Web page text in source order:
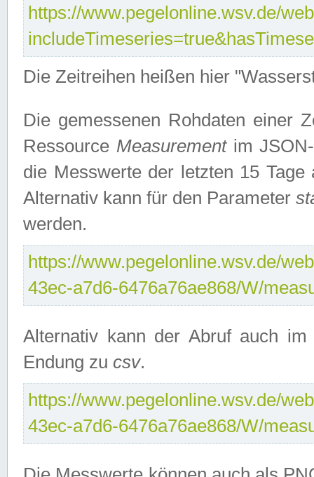
https://www.pegelonline.wsv.de/
Die Zeitreihen heißen hier
Die gemessenen Rohdaten einer
Ressource Measurementim JSON-
die Messwerte der letzten 15
Alternativ kann für den Parameter
werden.
https://www.pegelonline.wsv.de/
43ec-a7d6-6476a76ae868/W/
Alternativ kann der Abruf auch
Endung zu csv.
https://www.pegelonline.wsv.de/
43ec-a7d6-6476a76ae868/W/